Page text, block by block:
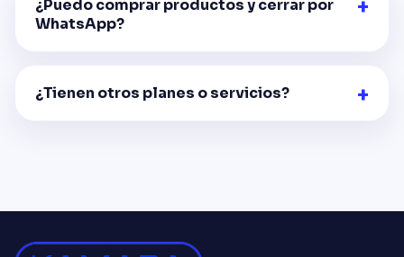
¿Puedo comprar productos y cerrar por
WhatsApp?
¿Tienen otros planes o servicios?